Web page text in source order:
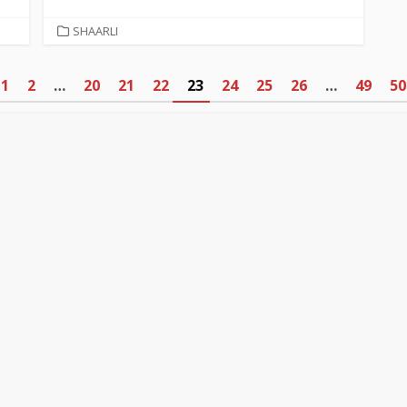
CATEGORIES
SHAARLI
1 2 … 20 21 22 23 24 25 26 … 49 50